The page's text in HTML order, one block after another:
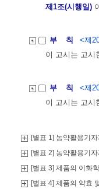
제1조(시행일)
부 칙
<제
이 고시는 고시
부 칙
<제
이 고시는 고시
[별표 1] 농약활용기
[별표 2] 농약활용기
[별표 3] 제품의 이화
[별표 4] 제품의 약효